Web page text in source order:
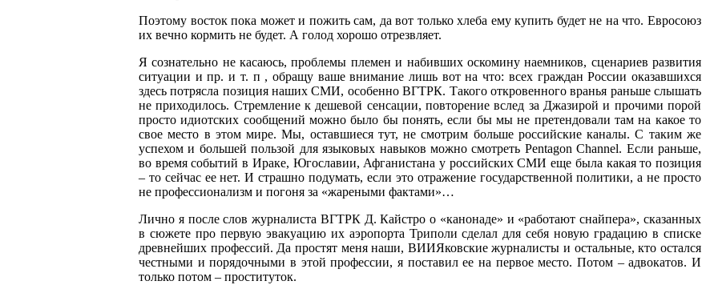
Поэтому восток пока может и пожить сам, да вот только хлеба ему купить будет не на что. Евросоюз
их вечно кормить не будет. А голод хорошо отрезвляет.
Я сознательно не касаюсь, проблемы племен и набивших оскомину наемников, сценариев развития
ситуации и пр. и т. п , обращу ваше внимание лишь вот на что: всех граждан России оказавшихся
здесь потрясла позиция наших СМИ, особенно ВГТРК. Такого откровенного вранья раньше слышать
не приходилось. Стремление к дешевой сенсации, повторение вслед за Джазирой и прочими порой
просто идиотских сообщений можно было бы понять, если бы мы не претендовали там на какое то
свое место в этом мире. Мы, оставшиеся тут, не смотрим больше российские каналы. С таким же
успехом и большей пользой для языковых навыков можно смотреть Pentagon Channel. Если раньше,
во время событий в Ираке, Югославии, Афганистана у российских СМИ еще была какая то позиция
– то сейчас ее нет. И страшно подумать, если это отражение государственной политики, а не просто
не профессионализм и погоня за «жареными фактами»…
Лично я после слов журналиста ВГТРК Д. Кайстро о «канонаде» и «работают снайпера», сказанных
в сюжете про первую эвакуацию их аэропорта Триполи сделал для себя новую градацию в списке
древнейших профессий. Да простят меня наши, ВИИЯковские журналисты и остальные, кто остался
честными и порядочными в этой профессии, я поставил ее на первое место. Потом – адвокатов. И
только потом – проституток.